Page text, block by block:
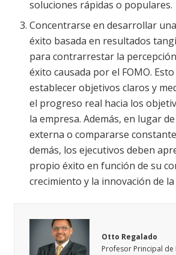
soluciones rápidas o populares.
Concentrarse en desarrollar
éxito basada en resultados
para contrarrestar la
éxito causada por el FOMO.
establecer objetivos claros y
el progreso real hacia los
la empresa. Además, en lugar
externa o compararse
demás, los ejecutivos deben
propio éxito en función de su
crecimiento y la innovación de
Otto Regalado
Profesor Principal de